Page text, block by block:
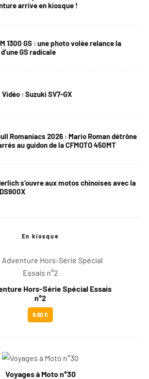
arrive en kiosque !
1300 GS : une photo volée relance la
GS radicale
: Suzuki SV7-GX
Romaniacs 2026 : Mario Roman détrône
au guidon de la CFMOTO 450MT
s’ouvre aux motos chinoises avec la
En kiosque
Hors-Série Spécial Essais
n°2
9.90 €
Voyages à Moto n°30